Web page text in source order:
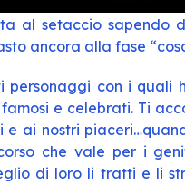
al setaccio
ancora alla fase
personaggi con i quali
e celebrati. Ti
e ai nostri
che vale per i
di loro li tratti e li